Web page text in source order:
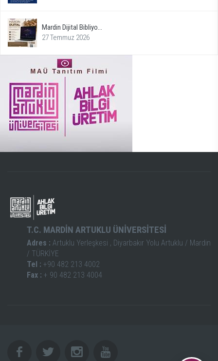
Mardin Dijital Bibliyo...
27 Temmuz 2026
T.C. MARDİN ARTUKLU ÜNİVERSİTESİ
Adres : Artuklu Yerleşkesi , Diyarbakır Yolu Artuklu / Mardin
/ TÜRKİYE
Tel : +90 482 213 4002
Fax : + 90 482 213 4004